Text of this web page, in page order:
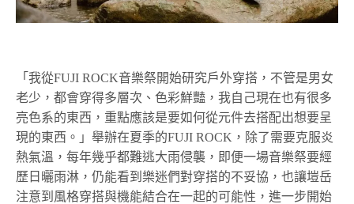
「我從FUJI ROCK音樂祭開始研究戶外穿搭，不管是男女
老少，都會穿得多層次、色彩鮮豔，我自己現在也有很多
亮色系的東西，重點應該是要如何從元件去搭配出想要呈
現的東西。」舉辦在夏季的FUJI ROCK，除了需要克服炎
熱氣溫，每年幾乎都難逃大雨侵襲，即便一場音樂祭要經
歷日曬雨淋，仍能看到樂迷們對穿搭的不妥協，也讓塏岳
注意到風格穿搭與機能結合在一起的可能性，進一步開始